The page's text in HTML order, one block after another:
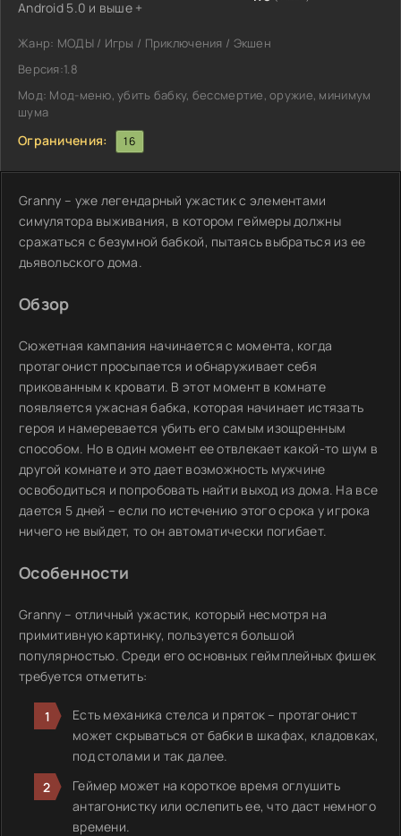
Android 5.0 и выше +
Жанр: МОДЫ / Игры / Приключения / Экшен
Версия:1.8
Мод: Мод-меню, убить бабку, бессмертие, оружие, минимум
шума
Ограничения: 16
Granny – уже легендарный ужастик с элементами
симулятора выживания, в котором геймеры должны
сражаться с безумной бабкой, пытаясь выбраться из ее
дьявольского дома.
Обзор
Сюжетная кампания начинается с момента, когда
протагонист просыпается и обнаруживает себя
прикованным к кровати. В этот момент в комнате
появляется ужасная бабка, которая начинает истязать
героя и намеревается убить его самым изощренным
способом. Но в один момент ее отвлекает какой-то шум в
другой комнате и это дает возможность мужчине
освободиться и попробовать найти выход из дома. На все
дается 5 дней – если по истечению этого срока у игрока
ничего не выйдет, то он автоматически погибает.
Особенности
Granny – отличный ужастик, который несмотря на
примитивную картинку, пользуется большой
популярностью. Среди его основных геймплейных фишек
требуется отметить:
Есть механика стелса и пряток – протагонист
может скрываться от бабки в шкафах, кладовках,
под столами и так далее.
Геймер может на короткое время оглушить
антагонистку или ослепить ее, что даст немного
времени.